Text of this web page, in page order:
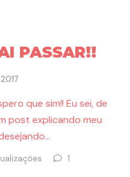
PASSAR!!
que sim!! Eu sei, de
post explicando meu
1